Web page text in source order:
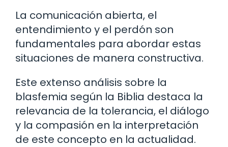
La comunicación abierta, el
entendimiento y el perdón son
fundamentales para abordar estas
situaciones de manera constructiva.
Este extenso análisis sobre la
blasfemia según la Biblia destaca la
relevancia de la tolerancia, el diálogo
y la compasión en la interpretación
de este concepto en la actualidad.